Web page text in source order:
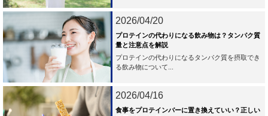
2026/04/20
プロテインの代わりになる飲み物は？タンパク質
量と注意点を解説
プロテインの代わりになるタンパク質を摂取でき
る飲み物について...
2026/04/16
食事をプロテインバーに置き換えていい？正しい